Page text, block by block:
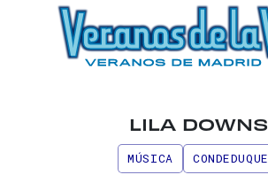
LILA DOWNS
MÚSICA CONDEDUQUE